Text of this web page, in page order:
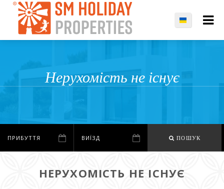
Нерухомість не існує
ПОШУК
НЕРУХОМІСТЬ НЕ ІСНУЄ